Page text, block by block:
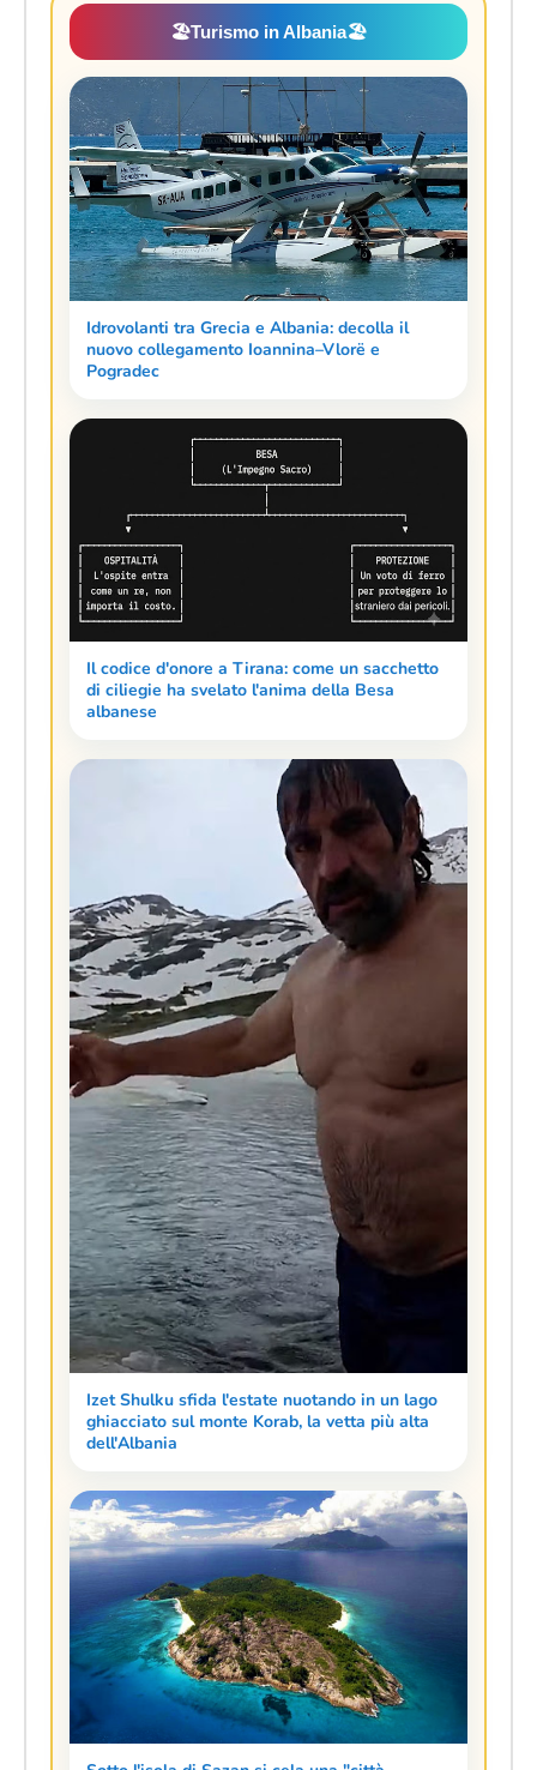
🏖️Turismo in Albania🏖️
Idrovolanti tra Grecia e Albania: decolla il
nuovo collegamento Ioannina–Vlorë e
Pogradec
Il codice d'onore a Tirana: come un sacchetto
di ciliegie ha svelato l'anima della Besa
albanese
Izet Shulku sfida l'estate nuotando in un lago
ghiacciato sul monte Korab, la vetta più alta
dell'Albania